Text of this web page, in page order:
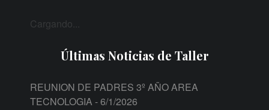
Cargando...
Últimas Noticias de Taller
REUNION DE PADRES 3º AÑO AREA
TECNOLOGIA- 6/1/2026